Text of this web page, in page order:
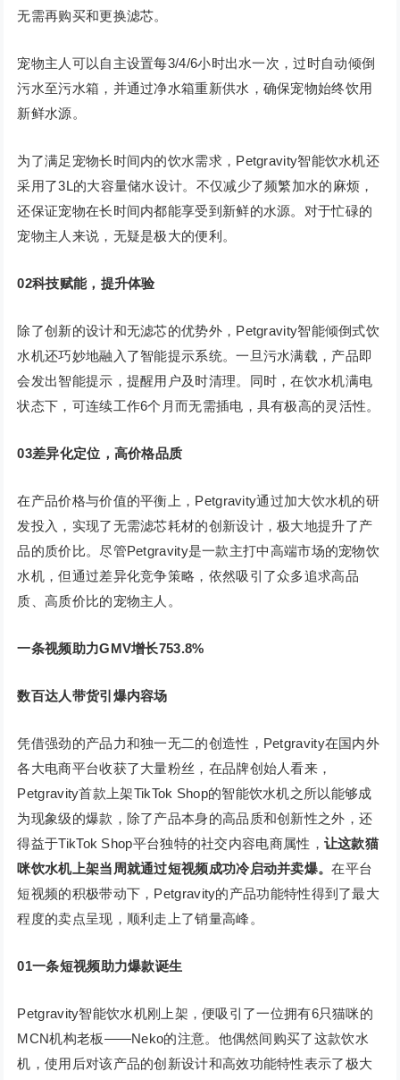
无需再购买和更换滤芯。
宠物主人可以自主设置每3/4/6小时出水一次，过时自动倾倒
污水至污水箱，并通过净水箱重新供水，确保宠物始终饮用
新鲜水源。
为了满足宠物长时间内的饮水需求，Petgravity智能饮水机还
采用了3L的大容量储水设计。不仅减少了频繁加水的麻烦，
还保证宠物在长时间内都能享受到新鲜的水源。对于忙碌的
宠物主人来说，无疑是极大的便利。
02科技赋能，提升体验
除了创新的设计和无滤芯的优势外，Petgravity智能倾倒式饮
水机还巧妙地融入了智能提示系统。一旦污水满载，产品即
会发出智能提示，提醒用户及时清理。同时，在饮水机满电
状态下，可连续工作6个月而无需插电，具有极高的灵活性。
03差异化定位，高价格品质
在产品价格与价值的平衡上，Petgravity通过加大饮水机的研
发投入，实现了无需滤芯耗材的创新设计，极大地提升了产
品的质价比。尽管Petgravity是一款主打中高端市场的宠物饮
水机，但通过差异化竞争策略，依然吸引了众多追求高品
质、高质价比的宠物主人。
一条视频助力GMV增长753.8%
数百达人带货引爆内容场
凭借强劲的产品力和独一无二的创造性，Petgravity在国内外
各大电商平台收获了大量粉丝，在品牌创始人看来，
Petgravity首款上架TikTok Shop的智能饮水机之所以能够成
为现象级的爆款，除了产品本身的高品质和创新性之外，还
得益于TikTok Shop平台独特的社交内容电商属性， 让这款猫
咪饮水机上架当周就通过短视频成功冷启动并卖爆。在平台
短视频的积极带动下，Petgravity的产品功能特性得到了最大
程度的卖点呈现，顺利走上了销量高峰。
01一条短视频助力爆款诞生
Petgravity智能饮水机刚上架，便吸引了一位拥有6只猫咪的
MCN机构老板——Neko的注意。他偶然间购买了这款饮水
机，使用后对该产品的创新设计和高效功能特性表示了极大